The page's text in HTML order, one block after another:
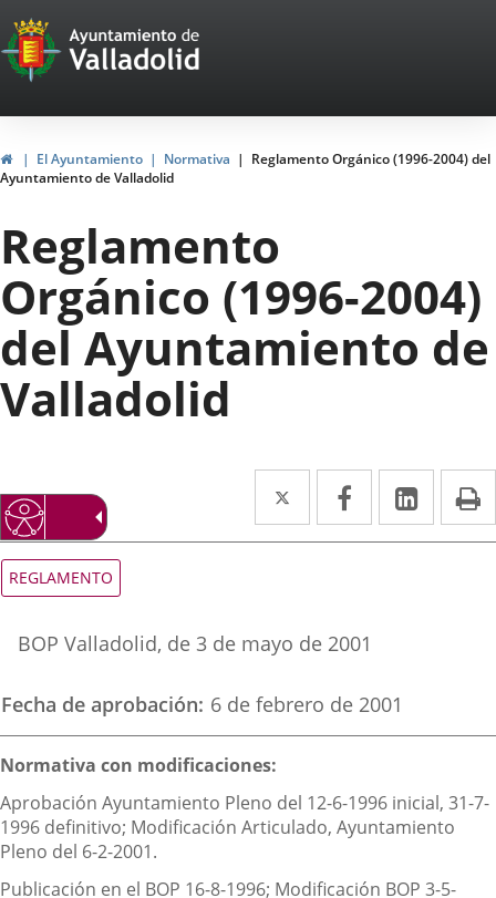
Portal
Web
del
Ayuntamiento
de
Valladolid
HomeEl Ayuntamiento Normativa
Reglamento Orgánico (1996-2004) del
Ayuntamiento de Valladolid
Reglamento
Orgánico (1996-2004)
del Ayuntamiento de
Valladolid
Twitter
Enlace
a
externa.
Facebook
Enlace
a
externa.
Enlace
a
Tipo
de
REGLAMENTO
boletin
BOP Valladolid, de 3 de mayo de 2001
Fecha de aprobación 6 de febrero de 2001
Descripción
Normativa con modificaciones:
Aprobación Ayuntamiento Pleno del 12-6-1996 inicial, 31-7-
1996 definitivo; Modificación Articulado, Ayuntamiento
Pleno del 6-2-2001.
Publicación en el BOP 16-8-1996; Modificación BOP 3-5-